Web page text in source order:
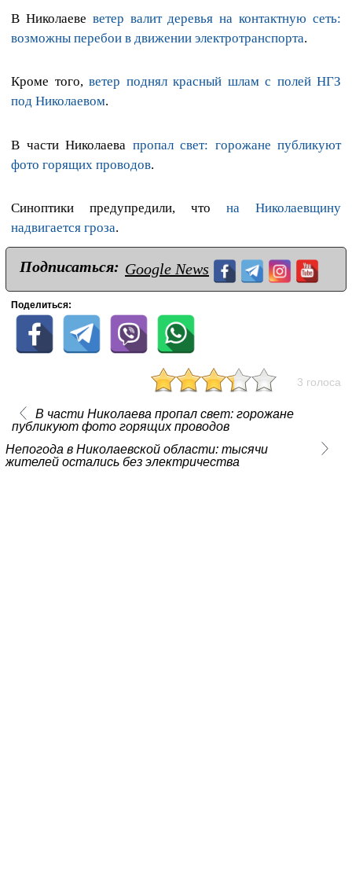
В Николаеве ветер валит деревья на контактную сеть:
возможны перебои в движении электротранспорта.
Кроме того, ветер поднял красный шлам с полей НГЗ
под Николаевом.
В части Николаева пропал свет: горожане публикуют
фото горящих проводов.
Синоптики предупредили, что на Николаевщину
надвигается гроза.
Подписаться: Google News
Поделиться:
3 голоса
В части Николаева пропал свет: горожане
публикуют фото горящих проводов
Непогода в Николаевской области: тысячи
жителей остались без электричества